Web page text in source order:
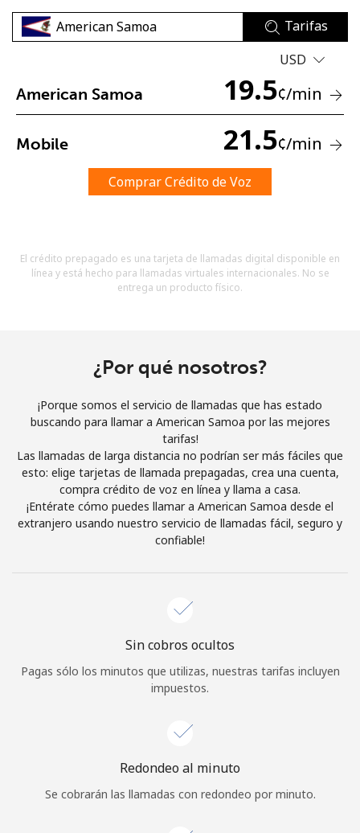
No se ha creado una contraseña
Una letra mayúscula y una minúscula
Un caracter especial
Términos y condiciones.
Únete
¡Hola!
Inicia sesión oREGÍSTRATE →
¿Olvidaste tu contraseña? →
o
Continuar con
Tarifas
USD
American Samoa 19.5¢/min
Mobile 21.5¢/min
Comprar Crédito de Voz
El crédito prepagado es una tarjeta de llamadas digital disponible en
línea y está hecho para llamadas virtuales internacionales. No se
entrega un producto físico.
¿Por qué nosotros?
¡Porque somos el servicio de llamadas que has estado
buscando para llamar a American Samoa por las mejores
tarifas!
Las llamadas de larga distancia no podrían ser más fáciles que
esto: elige tarjetas de llamada prepagadas, crea una cuenta,
compra crédito de voz en línea y llama a casa.
¡Entérate cómo puedes llamar a American Samoa desde el
extranjero usando nuestro servicio de llamadas fácil, seguro y
confiable!
Sin cobros ocultos
Pagas sólo los minutos que utilizas, nuestras tarifas incluyen
impuestos.
Redondeo al minuto
Se cobrarán las llamadas con redondeo por minuto.